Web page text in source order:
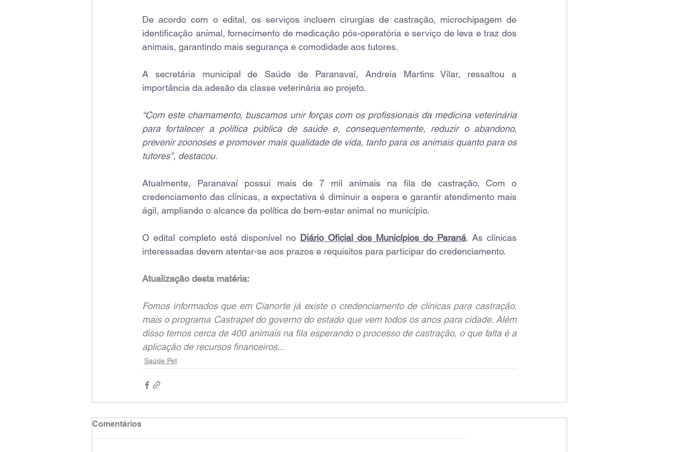
De acordo com o edital, os serviços incluem cirurgias de castração, microchipagem de
identificação animal, fornecimento de medicação pós-operatória e serviço de leva e traz dos
animais, garantindo mais segurança e comodidade aos tutores.
A secretária municipal de Saúde de Paranavaí, Andreia Martins Vilar, ressaltou a
importância da adesão da classe veterinária ao projeto.
“Com este chamamento, buscamos unir forças com os profissionais da medicina veterinária
para fortalecer a política pública de saúde e, consequentemente, reduzir o abandono,
prevenir zoonoses e promover mais qualidade de vida, tanto para os animais quanto para os
tutores”, destacou.
Atualmente, Paranavaí possui mais de 7 mil animais na fila de castração. Com o
credenciamento das clínicas, a expectativa é diminuir a espera e garantir atendimento mais
ágil, ampliando o alcance da política de bem-estar animal no município.
O edital completo está disponível no Diário Oficial dos Municípios do Paraná. As clínicas
interessadas devem atentar-se aos prazos e requisitos para participar do credenciamento.
Atualização desta matéria:
Fomos informados que em Cianorte já existe o credenciamento de clínicas para castração,
mais o programa Castrapet do governo do estado que vem todos os anos para cidade. Além
disso temos cerca de 400 animais na fila esperando o processo de castração, o que falta é a
aplicação de recursos financeiros...
Saúde Pet
Comentários